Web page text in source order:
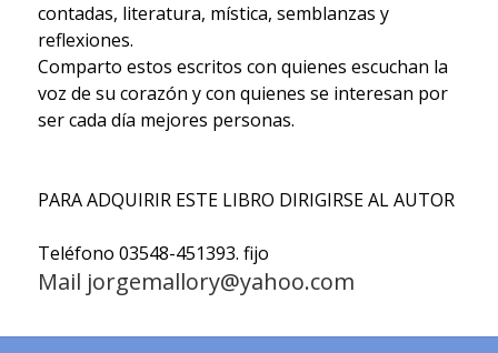
contadas, literatura, mística, semblanzas y
reflexiones.
Comparto estos escritos con quienes escuchan la
voz de su corazón y con quienes se interesan por
ser cada día mejores personas.
PARA ADQUIRIR ESTE LIBRO DIRIGIRSE AL AUTOR
Teléfono 03548-451393. fijo
Mail jorgemallory@yahoo.com